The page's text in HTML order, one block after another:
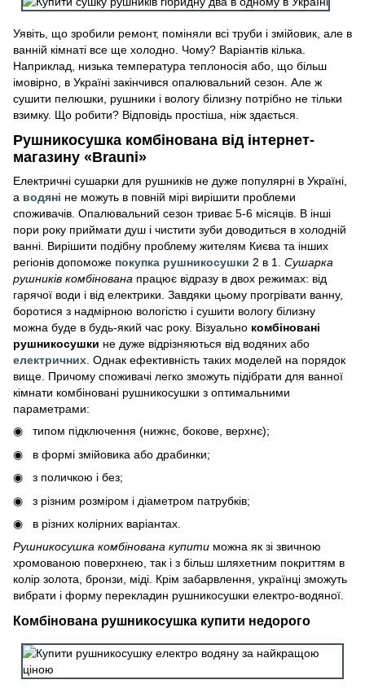
Уявіть, що зробили ремонт, поміняли всі труби і змійовик, але в
ванній кімнаті все ще холодно. Чому? Варіантів кілька.
Наприклад, низька температура теплоносія або, що більш
імовірно, в Україні закінчився опалювальний сезон. Але ж
сушити пелюшки, рушники і вологу білизну потрібно не тільки
взимку. Що робити? Відповідь простіша, ніж здається.
Рушникосушка комбінована від інтернет-
магазину «Brauni»
Електричні сушарки для рушників не дуже популярні в Україні,
а водяні не можуть в повній мірі вирішити проблеми
споживачів. Опалювальний сезон триває 5-6 місяців. В інші
пори року приймати душ і чистити зуби доводиться в холодній
ванні. Вирішити подібну проблему жителям Києва та інших
регіонів допоможе покупка рушникосушки 2 в 1. Сушарка
рушників комбінована працює відразу в двох режимах: від
гарячої води і від електрики. Завдяки цьому прогрівати ванну,
боротися з надмірною вологістю і сушити вологу білизну
можна буде в будь-який час року. Візуально комбіновані
рушникосушки не дуже відрізняються від водяних або
електричних. Однак ефективність таких моделей на порядок
вище. Причому споживачі легко зможуть підібрати для ванної
кімнати комбіновані рушникосушки з оптимальними
параметрами:
типом підключення (нижнє, бокове, верхнє);
в формі змійовика або драбинки;
з поличкою і без;
з різним розміром і діаметром патрубків;
в різних колірних варіантах.
Рушникосушка комбінована купити можна як зі звичною
хромованою поверхнею, так і з більш шляхетним покриттям в
колір золота, бронзи, міді. Крім забарвлення, українці зможуть
вибрати і форму перекладин рушникосушки електро-водяної.
Комбінована рушникосушка купити недорого